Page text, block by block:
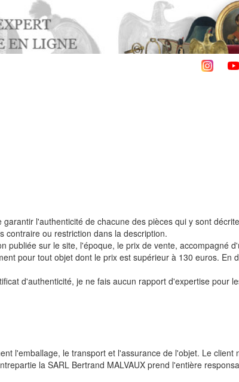
l'authenticité de chacune des pièces qui y sont
contraire ou restriction dans la description.
publiée sur le site, l'époque, le prix de vente, accompagné
pour tout objet dont le prix est supérieur à 130 euros. En
d'authenticité, je ne fais aucun rapport d'expertise pour
l'emballage, le transport et l'assurance de l'objet. Le client
la SARL Bertrand MALVAUX prend l'entière